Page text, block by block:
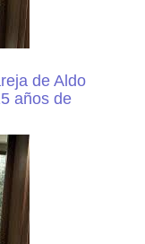
de Aldo
años de